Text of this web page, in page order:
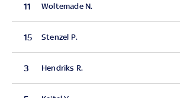
11 Woltemade N.
15 Stenzel P.
3 Hendriks R.